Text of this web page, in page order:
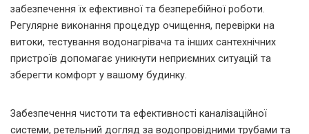
забезпечення їх ефективної та безперебійної роботи.
Регулярне виконання процедур очищення, перевірки на
витоки, тестування водонагрівача та інших сантехнічних
пристроїв допомагає уникнути неприємних ситуацій та
зберегти комфорт у вашому будинку.
Забезпечення чистоти та ефективності каналізаційної
системи, ретельний догляд за водопровідними трубами та